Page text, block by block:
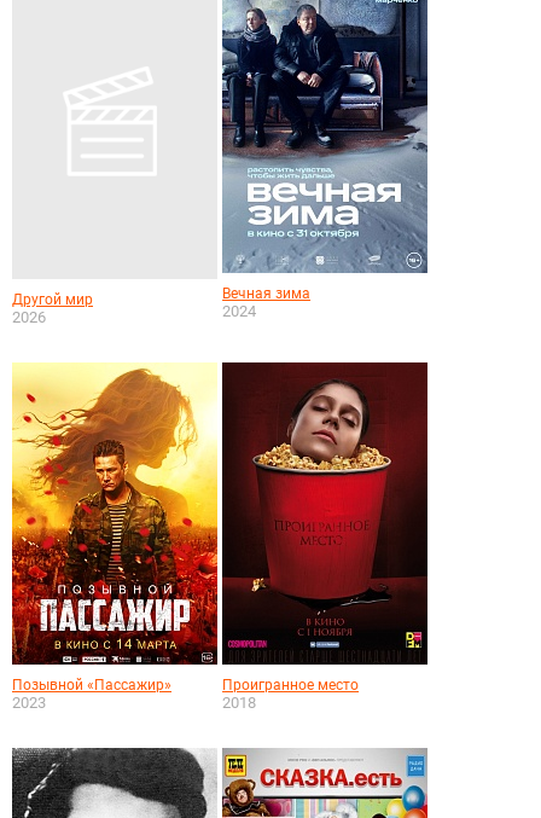
Другой мир
2026
Вечная зима
2024
Позывной «Пассажир»
2023
Проигранное место
2018